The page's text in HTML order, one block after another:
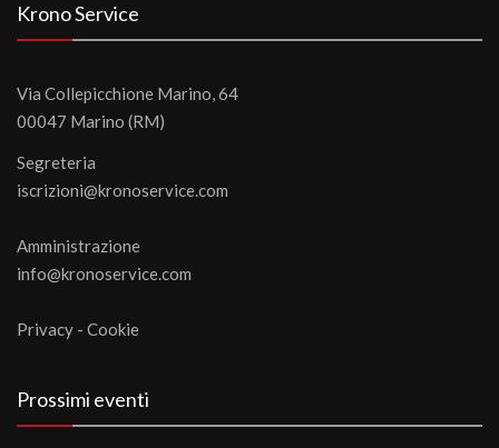
Krono Service
Via Collepicchione Marino, 64
00047 Marino (RM)
Segreteria
iscrizioni@kronoservice.com
Amministrazione
info@kronoservice.com
Privacy - Cookie
Prossimi eventi